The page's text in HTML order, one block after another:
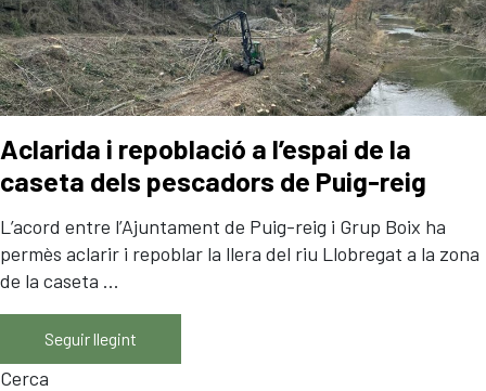
Biomassa
Embalatge
Seguretat Vial
Panells CLT
Contacte
Aclarida i repoblació a l’espai de la
caseta dels pescadors de Puig-reig
L’acord entre l’Ajuntament de Puig-reig i Grup Boix ha
permès aclarir i repoblar la llera del riu Llobregat a la zona
de la caseta ...
Seguir llegint
Cerca